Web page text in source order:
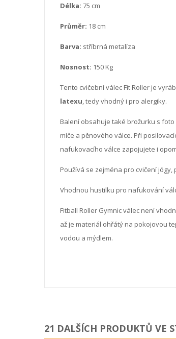
Délka: 75 cm
Průměr: 18 cm
Barva: stříbrná metalíza
Nosnost: 150 Kg
Tento cvičební válec Fit Roller je
latexu, tedy vhodný i pro alergiky.
Balení obsahuje také brožurku s
míče a pěnového válce. Při
nafukovacího válce zapojujete i
Používá se zejména pro cvičení
Vhodnou hustilku pro nafukování
Fitball Roller Gymnic válec není
až je materiál ohřátý na pokojovou
vodou a mýdlem.
21 DALŠÍCH PRODUKTŮ VE